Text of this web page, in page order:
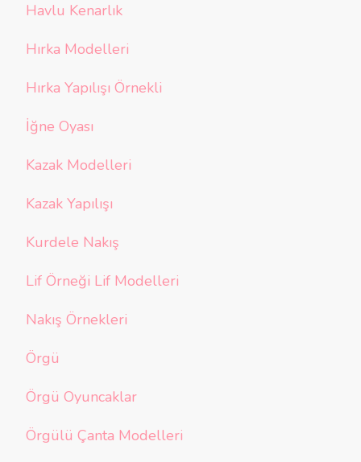
Havlu Kenarlık
Hırka Modelleri
Hırka Yapılışı Örnekli
İğne Oyası
Kazak Modelleri
Kazak Yapılışı
Kurdele Nakış
Lif Örneği Lif Modelleri
Nakış Örnekleri
Örgü
Örgü Oyuncaklar
Örgülü Çanta Modelleri